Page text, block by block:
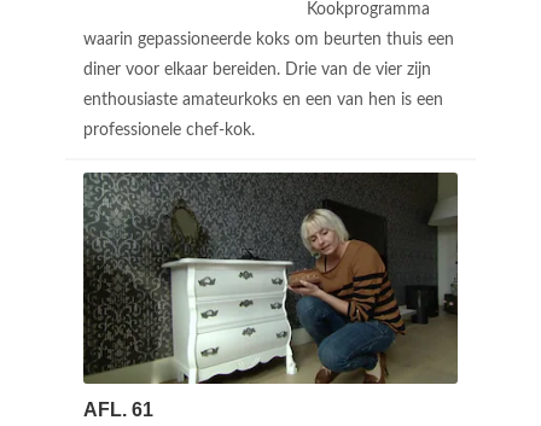
Kookprogramma
waarin gepassioneerde koks om beurten thuis een
diner voor elkaar bereiden. Drie van de vier zijn
enthousiaste amateurkoks en een van hen is een
professionele chef-kok.
AFL. 61